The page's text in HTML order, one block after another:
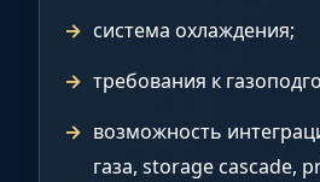
система охлаждения;
требования к
возможность
газа, storage cascade,